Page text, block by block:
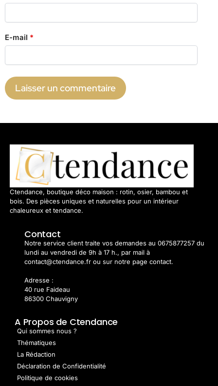
E-mail *
Ctendance, boutique déco maison : rotin, osier, bambou et
bois. Des pièces uniques et naturelles pour un intérieur
chaleureux et tendance.
Contact
Notre service client traite vos demandes au 0675877257 du
lundi au vendredi de 9h à 17 h., par mail à
contact@ctendance.fr ou sur notre page contact.
Adresse :
40 rue Faideau
86300 Chauvigny
A Propos de Ctendance
Qui sommes nous ?
Thématiques
La Rédaction
Déclaration de Confidentialité
Politique de cookies